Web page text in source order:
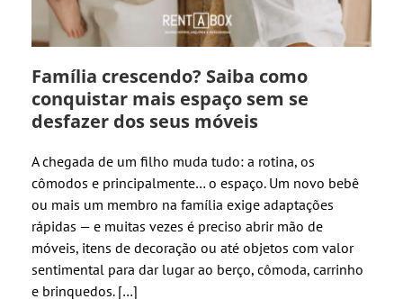
Família crescendo? Saiba como
conquistar mais espaço sem se
desfazer dos seus móveis
A chegada de um filho muda tudo: a rotina, os
cômodos e principalmente… o espaço. Um novo bebê
ou mais um membro na família exige adaptações
rápidas — e muitas vezes é preciso abrir mão de
móveis, itens de decoração ou até objetos com valor
sentimental para dar lugar ao berço, cômoda, carrinho
e brinquedos. […]